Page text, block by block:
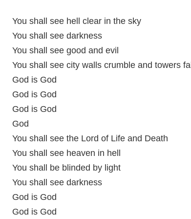
You shall see hell clear in the sky
You shall see darkness
You shall see good and evil
You shall see city walls crumble and towers fall
God is God
God is God
God is God
God
You shall see the Lord of Life and Death
You shall see heaven in hell
You shall be blinded by light
You shall see darkness
God is God
God is God
automático